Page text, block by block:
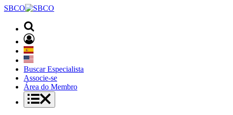
SBCO
Buscar Especialista
Associe-se
Área do Membro